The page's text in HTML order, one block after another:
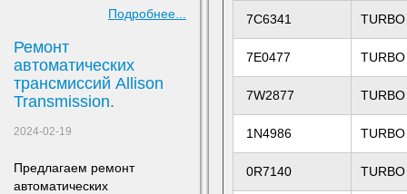
7C6341
7E0477
7W2877
1N4986
0R7140
Подробнее...
Ремонт
автоматических
трансмиссий Allison
Transmission.
2024-02-19
Предлагаем ремонт
автоматических